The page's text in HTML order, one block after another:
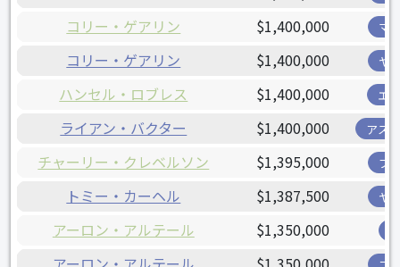
コリー・ゲアリン $1,400,000 マ
コリー・ゲアリン $1,400,000 ヤ
ハンセル・ロブレス $1,400,000 エ
ライアン・バクター $1,400,000 アス
チャーリー・クレベルソン $1,395,000 ブ
トミー・カーヘル $1,387,500 ヤ
アーロン・アルテール $1,350,000